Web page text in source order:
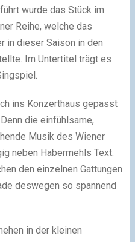
wurde das Stück im
Reihe, welche das
in dieser Saison in den
Im Untertitel trägt es
ins Konzerthaus gepasst
die einfühlsame,
Musik des Wiener
neben Habermehls Text.
den einzelnen Gattungen
deswegen so spannend
in der kleinen